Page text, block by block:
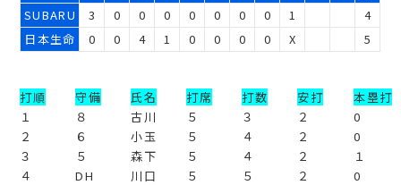
SUBARU
3 0 0 0 0 0 0 0 1
4
日本生命
0 0 4 1 0 0 0 0 X 5
打順 守備 氏名 打席 打数 安打
本塁打
１
８ 古川 ５ ３ ２
0
２
６ 小玉 ５ ４ ２
0
３
５ 森下 ５ ４ ２
１
４
DH 川口 ５ ５ ２
0